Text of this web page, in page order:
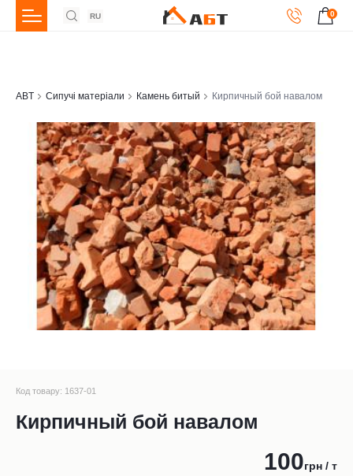
RU 0
ABT Сипучі матеріали Камень битый Кирпичный бой навалом
Код товару: 1637-01
Кирпичный бой навалом
100грн / т